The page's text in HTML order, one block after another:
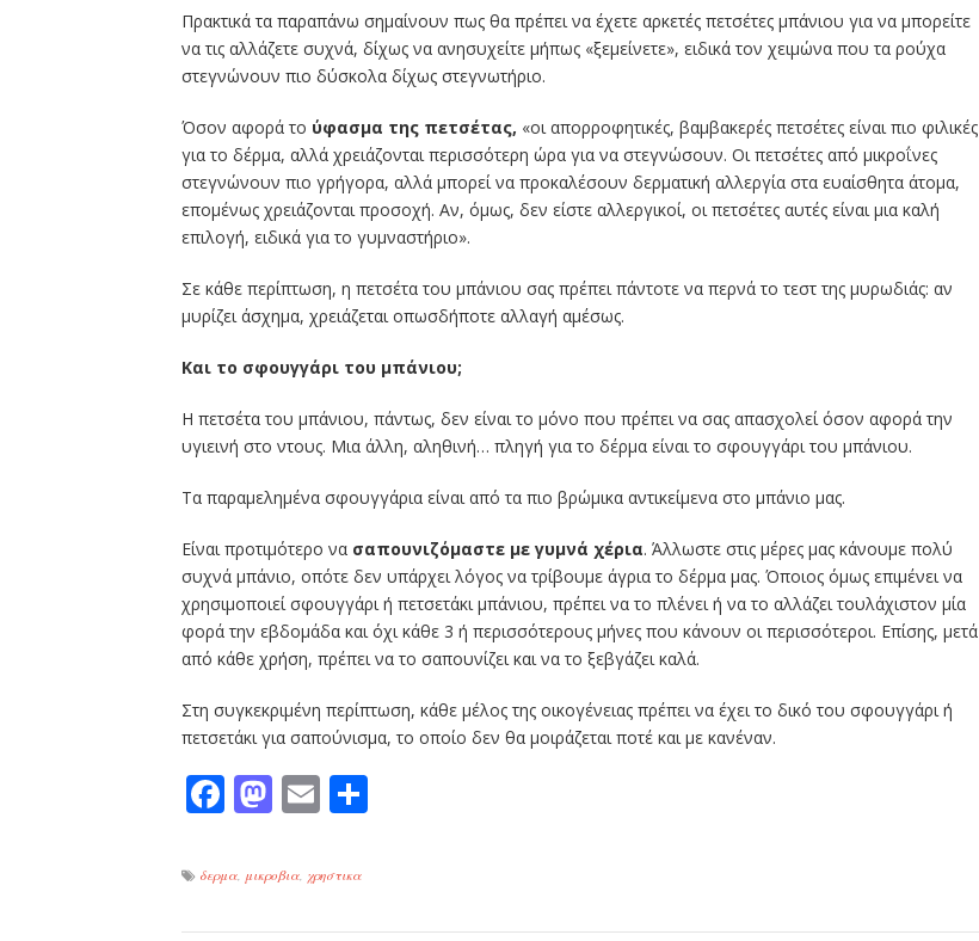
Πρακτικά τα παραπάνω σημαίνουν πως θα πρέπει να έχετε αρκετές πετσέτες μπάνιου για να μπορείτε
να τις αλλάζετε συχνά, δίχως να ανησυχείτε μήπως «ξεμείνετε», ειδικά τον χειμώνα που τα ρούχα
στεγνώνουν πιο δύσκολα δίχως στεγνωτήριο.
Όσον αφορά το ύφασμα της πετσέτας, «οι απορροφητικές, βαμβακερές πετσέτες είναι πιο φιλικές
για το δέρμα, αλλά χρειάζονται περισσότερη ώρα για να στεγνώσουν. Οι πετσέτες από μικροΐνες
στεγνώνουν πιο γρήγορα, αλλά μπορεί να προκαλέσουν δερματική αλλεργία στα ευαίσθητα άτομα,
επομένως χρειάζονται προσοχή. Αν, όμως, δεν είστε αλλεργικοί, οι πετσέτες αυτές είναι μια καλή
επιλογή, ειδικά για το γυμναστήριο».
Σε κάθε περίπτωση, η πετσέτα του μπάνιου σας πρέπει πάντοτε να περνά το τεστ της μυρωδιάς: αν
μυρίζει άσχημα, χρειάζεται οπωσδήποτε αλλαγή αμέσως.
Και το σφουγγάρι του μπάνιου;
Η πετσέτα του μπάνιου, πάντως, δεν είναι το μόνο που πρέπει να σας απασχολεί όσον αφορά την
υγιεινή στο ντους. Μια άλλη, αληθινή… πληγή για το δέρμα είναι το σφουγγάρι του μπάνιου.
Τα παραμελημένα σφουγγάρια είναι από τα πιο βρώμικα αντικείμενα στο μπάνιο μας.
Είναι προτιμότερο να σαπουνιζόμαστε με γυμνά χέρια. Άλλωστε στις μέρες μας κάνουμε πολύ
συχνά μπάνιο, οπότε δεν υπάρχει λόγος να τρίβουμε άγρια το δέρμα μας. Όποιος όμως επιμένει να
χρησιμοποιεί σφουγγάρι ή πετσετάκι μπάνιου, πρέπει να το πλένει ή να το αλλάζει τουλάχιστον μία
φορά την εβδομάδα και όχι κάθε 3 ή περισσότερους μήνες που κάνουν οι περισσότεροι. Επίσης, μετά
από κάθε χρήση, πρέπει να το σαπουνίζει και να το ξεβγάζει καλά.
Στη συγκεκριμένη περίπτωση, κάθε μέλος της οικογένειας πρέπει να έχει το δικό του σφουγγάρι ή
πετσετάκι για σαπούνισμα, το οποίο δεν θα μοιράζεται ποτέ και με κανέναν.
Facebook
Mastodon
Email
δερμα, μικροβια, χρηστικα